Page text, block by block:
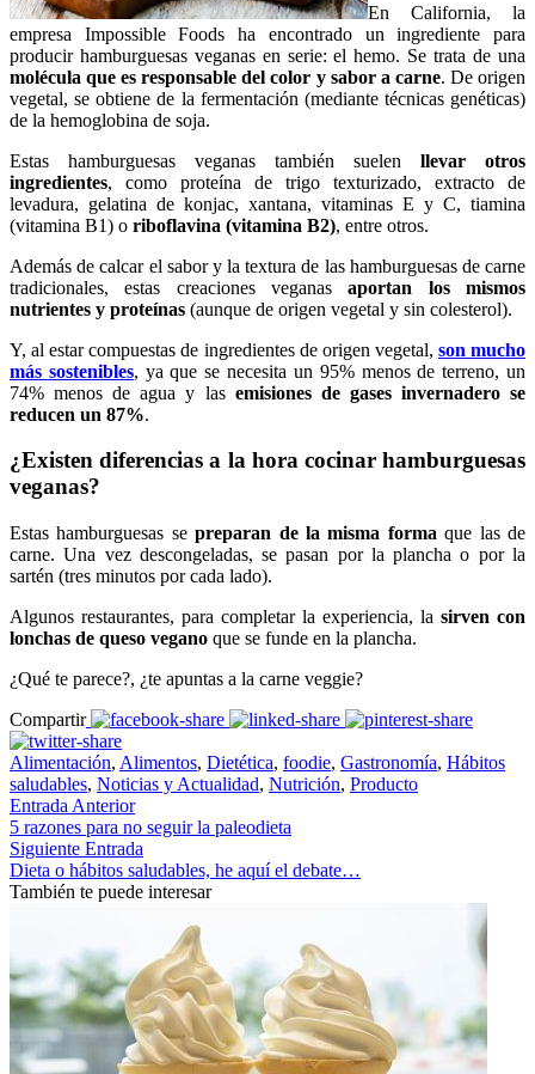
En California, la
empresa Impossible Foods ha encontrado un ingrediente para
producir hamburguesas veganas en serie: el hemo. Se trata de una
molécula que es responsable del color y sabor a carne. De origen
vegetal, se obtiene de la fermentación (mediante técnicas genéticas)
de la hemoglobina de soja.
Estas hamburguesas veganas también suelen llevar otros
ingredientes, como proteína de trigo texturizado, extracto de
levadura, gelatina de konjac, xantana, vitaminas E y C, tiamina
(vitamina B1) o riboflavina (vitamina B2), entre otros.
Además de calcar el sabor y la textura de las hamburguesas de carne
tradicionales, estas creaciones veganasaportan los mismos
nutrientes y proteínas (aunque de origen vegetal y sin colesterol).
Y, al estar compuestas de ingredientes de origen vegetal, son mucho
más sostenibles, ya que se necesita un 95% menos de terreno, un
74% menos de agua y las emisiones de gases invernadero se
reducen un 87%.
¿Existen diferencias a la hora cocinar hamburguesas
veganas?
Estas hamburguesas sepreparan de la misma forma que las de
carne. Una vez descongeladas, se pasan por la plancha o por la
sartén (tres minutos por cada lado).
Algunos restaurantes, para completar la experiencia, la sirven con
lonchas de queso vegano que se funde en la plancha.
¿Qué te parece?, ¿te apuntas a la carne veggie?
Compartir
Alimentación, Alimentos, Dietética, foodie, Gastronomía, Hábitos
saludables, Noticias y Actualidad, Nutrición, Producto
Entrada Anterior
5 razones para no seguir la paleodieta
Siguiente Entrada
Dieta o hábitos saludables, he aquí el debate…
También te puede interesar